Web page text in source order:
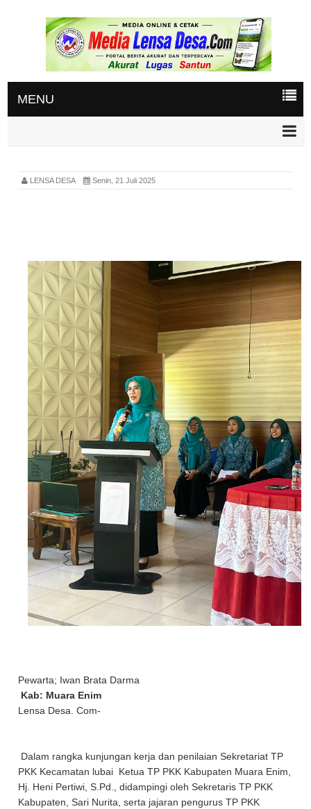
MENU
LENSA DESA Senin, 21 Juli 2025
Pewarta; Iwan Brata Darma
Kab: Muara Enim
Lensa Desa. Com-
Dalam rangka kunjungan kerja dan penilaian Sekretariat TP
PKK Kecamatan lubai Ketua TP PKK Kabupaten Muara Enim,
Hj. Heni Pertiwi, S.Pd., didampingi oleh Sekretaris TP PKK
Kabupaten, Sari Nurita, serta jajaran pengurus TP PKK